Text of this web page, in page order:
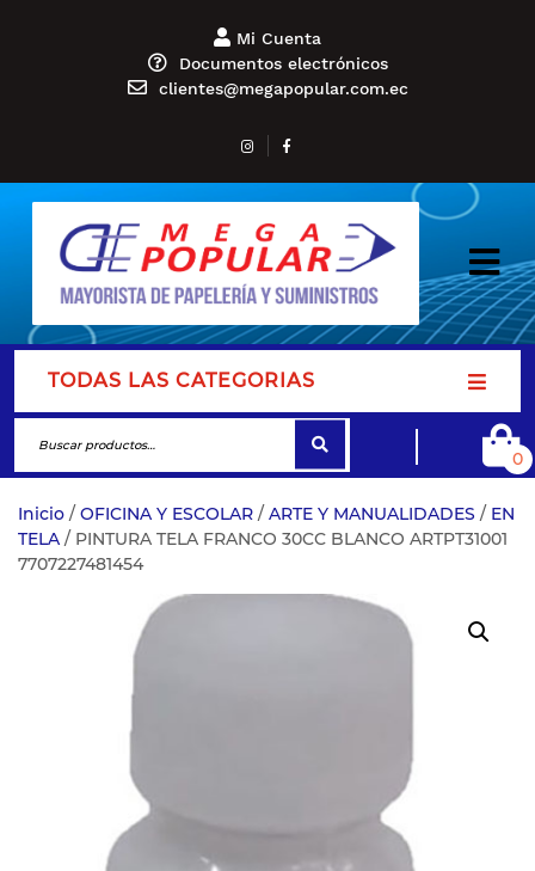
Mi Cuenta
Documentos electrónicos
clientes@megapopular.com.ec
TODAS LAS CATEGORIAS
0
Inicio / OFICINA Y ESCOLAR / ARTE Y MANUALIDADES / EN
TELA / PINTURA TELA FRANCO 30CC BLANCO ARTPT31001
7707227481454